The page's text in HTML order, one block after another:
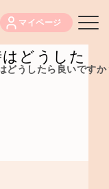
マイページ
どうしたら良いですか
どうした